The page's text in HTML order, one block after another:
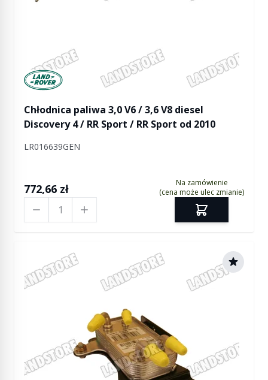
Manufactured by Land rover
Chłodnica paliwa 3,0 V6 / 3,6 V8 diesel
Discovery 4 / RR Sport / RR Sport od 2010
LR016639GEN
772,66 zł
Na zamówienie
(cena może ulec zmianie)